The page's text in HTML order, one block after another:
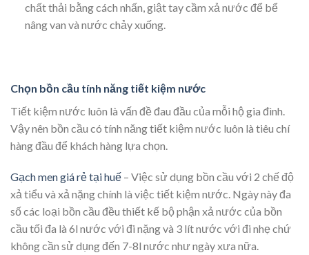
chất thải bằng cách nhấn, giật tay cầm xả nước để bể
nâng van và nước chảy xuống.
Chọn bồn cầu tính năng tiết kiệm nước
Tiết kiệm nước luôn là vấn đề đau đầu của mỗi hộ gia đình.
Vậy nên bồn cầu có tính năng tiết kiệm nước luôn là tiêu chí
hàng đầu để khách hàng lựa chọn.
Gạch men giá rẻ tại huế – Việc sử dụng bồn cầu với 2 chế độ
xả tiểu và xả nặng chính là việc tiết kiệm nước. Ngày này đa
số các loại bồn cầu đều thiết kế bộ phận xả nước của bồn
cầu tối đa là 6l nước với đi nặng và 3 lít nước với đi nhẹ chứ
không cần sử dụng đến 7-8l nước như ngày xưa nữa.